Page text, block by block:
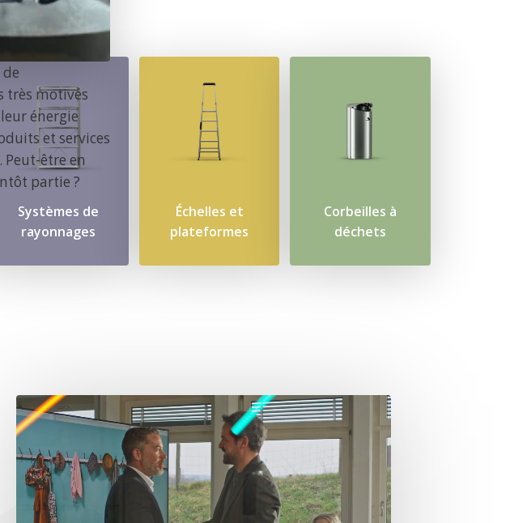
très motivés
énergie
et services
être en
partie ?
Systèmes de
rayonnages
Échelles et
plateformes
Corbeilles à
déchets